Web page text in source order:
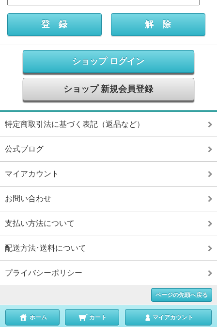
ショップ ログイン
ショップ 新規会員登録
特定商取引法に基づく表記（返品など）
公式ブログ
マイアカウント
お問い合わせ
支払い方法について
配送方法･送料について
プライバシーポリシー
ページの先頭へ戻る
ホーム カート マイアカウント